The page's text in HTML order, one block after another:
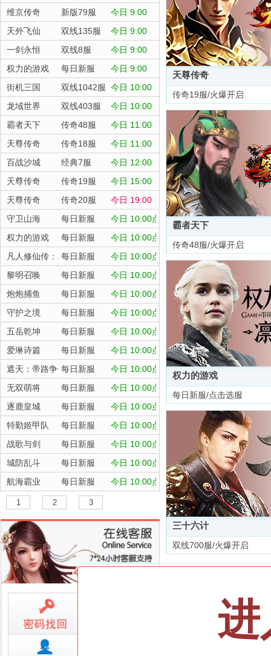
维京传奇
新版79服
今日 9:00
天外飞仙
双线135服
今日 9:00
一剑永恒
双线8服
今日 9:00
权力的游戏
每日新服
今日 9:00
街机三国
双线1042服 今日 10:00
龙域世界
双线403服
今日 10:00
霸者天下
传奇48服
今日 11:00
天尊传奇
传奇18服
今日 11:00
百战沙城
经典7服
今日 12:00
天尊传奇
传奇19服
今日 15:00
天尊传奇
传奇20服
今日 19:00
守卫山海
每日新服
今日 10:00点
权力的游戏
每日新服
今日 10:00点
凡人修仙传：星海飞驰
每日新服
今日 10:00点
黎明召唤
每日新服
今日 10:00点
炮炮捕鱼
每日新服
今日 10:00点
守护之境
每日新服
今日 10:00点
五岳乾坤
每日新服
今日 10:00点
爱琳诗篇
每日新服
今日 10:00点
遮天：帝路争锋每日新服
今日 10:00点
无双萌将
每日新服
今日 10:00点
逐鹿皇城
每日新服
今日 10:00点
特勤姬甲队
每日新服
今日 10:00点
战歌与剑
每日新服
今日 10:00点
城防乱斗
每日新服
今日 10:00点
航海霸业
每日新服
今日 10:00点
晴空双子
每日新服
深渊契约
每日新服
今日 10:00点
坠落守望者
今日 10:00点
正中靶心
每日新服
今日 10:00点
神兵奇迹
每日新服
微乐捕鱼千炮版每日新服
帕瓦勇者传说
群英风华录
每日新服
小小仙王
1 2 3
天尊传奇
传奇19服/火爆开启
霸者天下
传奇48服/火爆开启
权力的游戏
每日新服/点击选服
三十六计
双线700服/火爆开启
仙侠
ABC DEF
天尊传奇进